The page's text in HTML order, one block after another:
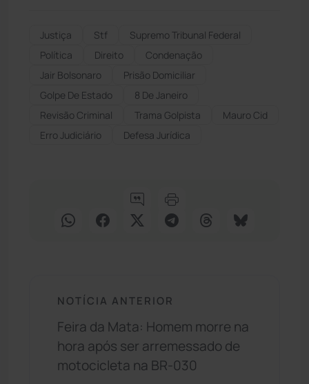
Justiça Stf
Supremo Tribunal Federal
Política
Direito
Condenação
Jair Bolsonaro
Prisão Domiciliar
Golpe De Estado
8 De Janeiro
Revisão Criminal
Trama Golpista
Mauro Cid
Erro Judiciário
Defesa Jurídica
NOTÍCIA ANTERIOR
Feira da Mata: Homem morre na
hora após ser arremessado de
motocicleta na BR-030